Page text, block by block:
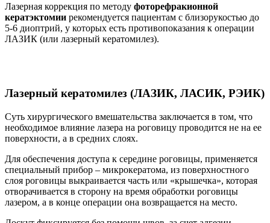
Лазерная коррекция по методу фоторефракионной
кератэктомии рекомендуется пациентам с близорукостью до
5-6 диоптрий, у которых есть противопоказания к операции
ЛАЗИК (или лазерный кератомилез).
Лазерный кератомилез (ЛАЗИК, ЛАСИК, РЭИК)
Суть хирургического вмешательства заключается в том, что
необходимое влияние лазера на роговицу проводится не на ее
поверхности, а в средних слоях.
Для обеспечения доступа к середине роговицы, применяется
специальный прибор – микрокератома, из поверхностного
слоя роговицы выкраивается часть или «крышечка», которая
отворачивается в сторону на время обработки роговицы
лазером, а в конце операции она возвращается на место.